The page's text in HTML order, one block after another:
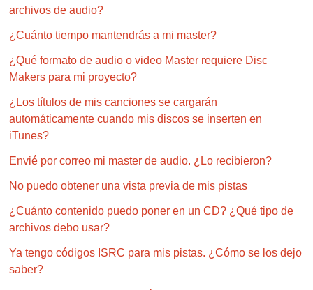
archivos de audio?
¿Cuánto tiempo mantendrás a mi master?
¿Qué formato de audio o video Master requiere Disc
Makers para mi proyecto?
¿Los títulos de mis canciones se cargarán
automáticamente cuando mis discos se inserten en
iTunes?
Envié por correo mi master de audio. ¿Lo recibieron?
No puedo obtener una vista previa de mis pistas
¿Cuánto contenido puedo poner en un CD? ¿Qué tipo de
archivos debo usar?
Ya tengo códigos ISRC para mis pistas. ¿Cómo se los dejo
saber?